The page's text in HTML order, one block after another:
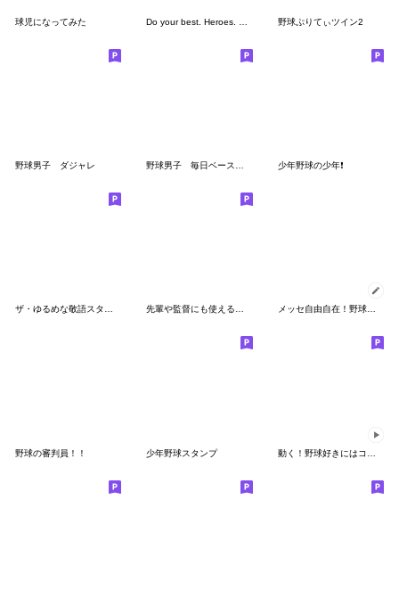
球児になってみた 野球ぷりてぃツイン2
野球男子 ダジャレ 少年野球の少年❗️
ザ・ゆるめな敬語スタンプ集 先輩や監督にも使える敬語の高校球児 メッセ自由自在！野球メッセージスタンプ
野球の審判員！！ 少年野球スタンプ